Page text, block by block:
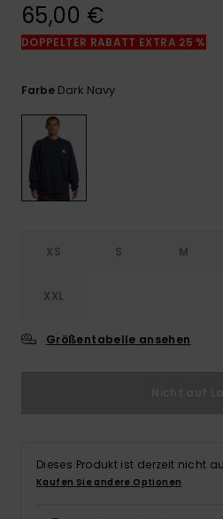
unser
65,00 €
DOPPELTER RABATT EXTRA 25 %
Farbe Dark Navy
XS S M
XXL
Größentabelle ansehen
Dieses Produkt ist derzeit nicht
Kaufen Sie andere Optionen